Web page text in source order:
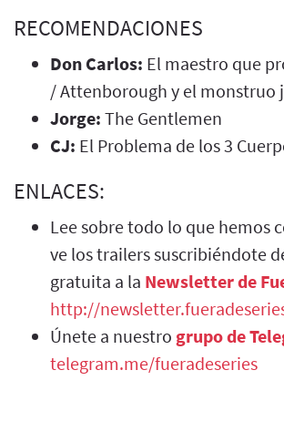
RECOMENDACIONES
Don Carlos: El maestro que
/ Attenborough y el monstruo
Jorge: The Gentlemen
CJ: El Problema de los 3
ENLACES:
Lee sobre todo lo que hemos
ve los trailers suscribiéndote
gratuita a la Newsletter de
http://
Únete a nuestro grupo de
telegram.me/fueradeseries